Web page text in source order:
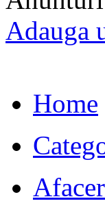
Adauga
Home